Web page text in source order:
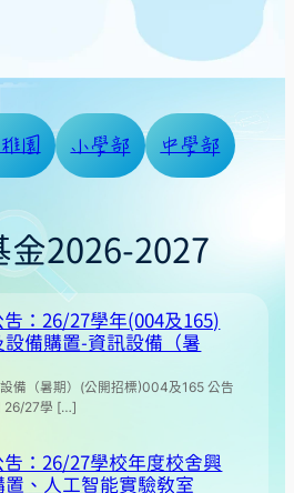
園 小學部 中學部
金2026-2027
告：26/27學年(004及165)
備購置-資訊設備（暑
備（暑期）(公開招標)004及165 公告
26/27學 […]
告：26/27學校年度校舍興
、人工智能實驗教室